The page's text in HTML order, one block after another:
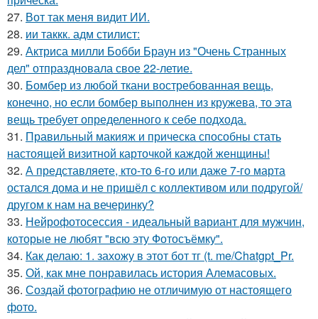
27. Вот так меня видит ИИ.
28. ии таккк. адм стилист:
29. Актриса милли Бобби Браун из "Очень Странных
дел" отпраздновала свое 22-летие.
30. Бомбер из любой ткани востребованная вещь,
конечно, но если бомбер выполнен из кружева, то эта
вещь требует определенного к себе подхода.
31. Правильный макияж и прическа способны стать
настоящей визитной карточкой каждой женщины!
32. А представляете, кто-то 6-го или даже 7-го марта
остался дома и не пришёл с коллективом или подругой/
другом к нам на вечеринку?
33. Нейрофотосессия - идеальный вариант для мужчин,
которые не любят "всю эту Фотосъёмку".
34. Как делаю: 1. захожу в этот бот тг (t. me/Chatgpt_Pr.
35. Ой, как мне понравилась история Алемасовых.
36. Создай фотографию не отличимую от настоящего
фото.